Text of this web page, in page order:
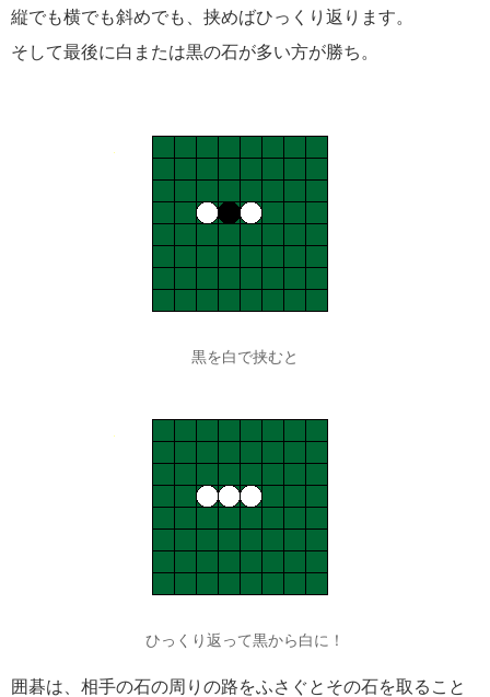
縦でも横でも斜めでも、挟めばひっくり返ります。
そして最後に白または黒の石が多い方が勝ち。
黒を白で挟むと
ひっくり返って黒から白に！
囲碁は、相手の石の周りの路をふさぐとその石を取ること